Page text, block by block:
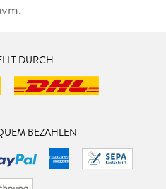
DURCH
BEZAHLEN